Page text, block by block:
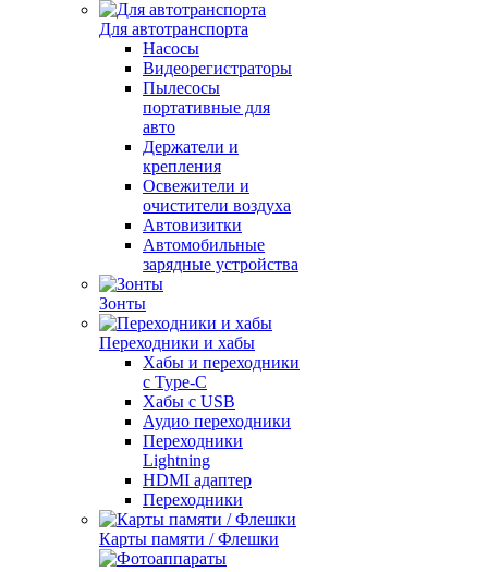
Для автотранспорта
Насосы
Видеорегистраторы
Пылесосы
портативные для
авто
Держатели и
крепления
Освежители и
очистители воздуха
Автовизитки
Автомобильные
зарядные устройства
Зонты
Переходники и хабы
Хабы и переходники
с Type-C
Хабы с USB
Аудио переходники
Переходники
Lightning
HDMI адаптер
Переходники
Карты памяти / Флешки